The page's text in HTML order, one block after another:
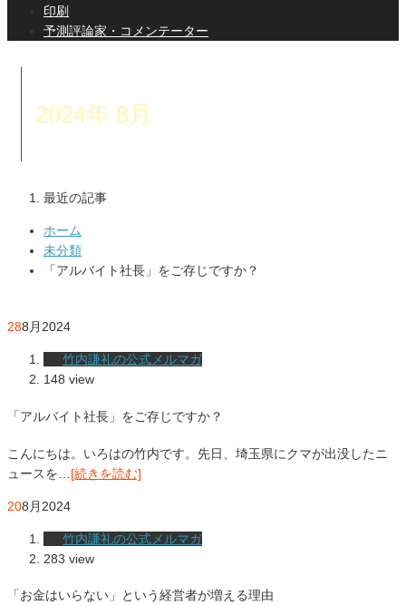
印刷
予測評論家・コメンテーター
2024年 8月
最近の記事
ホーム
未分類
「アルバイト社長」をご存じですか？
288月2024
竹内謙礼の公式メルマガ
148 view
「アルバイト社長」をご存じですか？
こんにちは。いろはの竹内です。先日、埼玉県にクマが出没したニ
ュースを… [続きを読む]
208月 2024
竹内謙礼の公式メルマガ
283 view
「お金はいらない」という経営者が増える理由